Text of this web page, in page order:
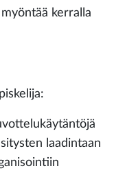
kerralla
laadintaan